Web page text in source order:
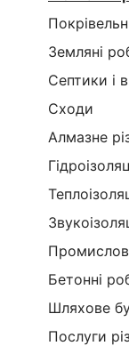
Земляні
Септики і
Сходи
Алмазне
Бетонні
Шляхове
Послуги